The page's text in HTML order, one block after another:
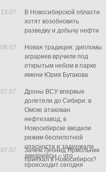
13.07
В Новосибирской области
хотят возобновить
разведку и добычу нефти
08.07
Новая традиция: дипломы
аграриев вручили под
открытым небом в парке
имени Юрия Бугакова
07.07
Дроны ВСУ впервые
долетели до Сибири: в
Омске атакован
нефтезавод, в
Новосибирске вводили
режим беспилотной
опасности и задержали
авиарейсы – что
происходит сегодня
07.07
Зачем Леонид Ярмольник
приехал в Новосибирск?